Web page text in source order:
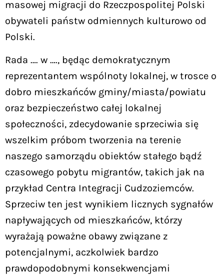
masowej migracji do Rzeczpospolitej Polski
obywateli państw odmiennych kulturowo od
Polski.
Rada …. w …., będąc demokratycznym
reprezentantem wspólnoty lokalnej, w trosce o
dobro mieszkańców gminy/miasta/powiatu
oraz bezpieczeństwo całej lokalnej
społeczności, zdecydowanie sprzeciwia się
wszelkim próbom tworzenia na terenie
naszego samorządu obiektów stałego bądź
czasowego pobytu migrantów, takich jak na
przykład Centra Integracji Cudzoziemców.
Sprzeciw ten jest wynikiem licznych sygnałów
napływających od mieszkańców, którzy
wyrażają poważne obawy związane z
potencjalnymi, aczkolwiek bardzo
prawdopodobnymi konsekwencjami